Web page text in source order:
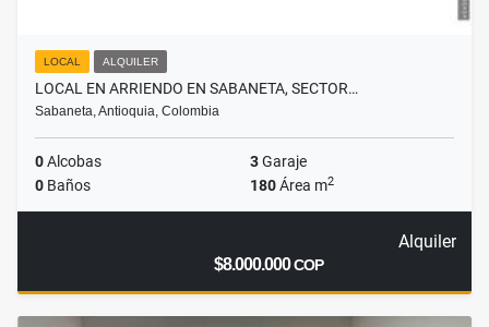
LOCAL ALQUILER
LOCAL EN ARRIENDO EN SABANETA, SECTOR…
Sabaneta, Antioquia, Colombia
0Alcobas 3Garaje
0 Baños 180Área m2
Alquiler
$8.000.000COP